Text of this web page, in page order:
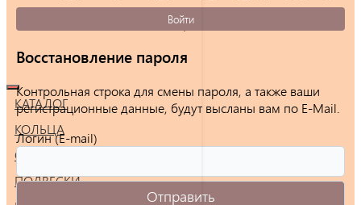
КАТАЛОГ
КОЛЬЦА
СЕРЬГИ
ПОДВЕСКИ
Войти
Восстановление пароля
Контрольная строка для смены пароля, а также ваши
регистрационные данные, будут высланы вам по E-Mail.
Логин (E-mail)